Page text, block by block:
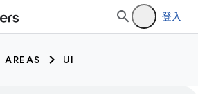
登入
AREAS UI